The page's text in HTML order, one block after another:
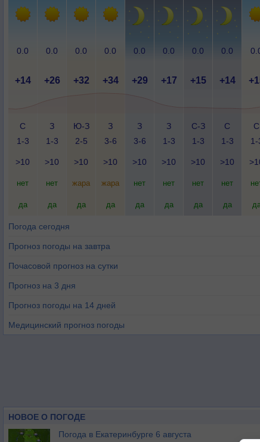
0.0 0.0 0.0 0.0 0.0 0.0 0.0 0.0
+14 +26 +32 +34 +29 +17 +15 +14
С
1-3
З
1-3
Ю-З
2-5
З
3-6
З
3-6
З
1-3
С-З
1-3
С
1-3
С
1-
>10 >10 >10 >10 >10 >10 >10 >10
нет нет жара жара нет нет нет нет
да да да да да да да да
Погода сегодня
Прогноз погоды на завтра
Почасовой прогноз на сутки
Прогноз на 3 дня
Прогноз погоды на 14 дней
Медицинский прогноз погоды
НОВОЕ О ПОГОДЕ
Погода в Екатеринбурге 6 августа